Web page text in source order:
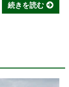
続きを読む